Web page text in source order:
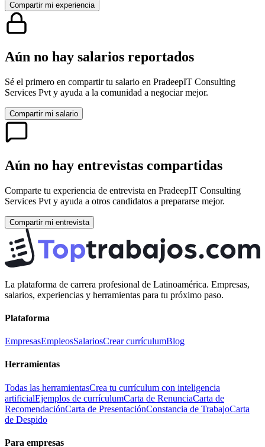
Compartir mi experiencia
Aún no hay salarios reportados
Sé el primero en compartir tu salario en PradeepIT Consulting
Services Pvt y ayuda a la comunidad a negociar mejor.
Compartir mi salario
Aún no hay entrevistas compartidas
Comparte tu experiencia de entrevista en PradeepIT Consulting
Services Pvt y ayuda a otros candidatos a prepararse mejor.
Compartir mi entrevista
La plataforma de carrera profesional de Latinoamérica. Empresas,
salarios, experiencias y herramientas para tu próximo paso.
Plataforma
EmpresasEmpleosSalariosCrear currículumBlog
Herramientas
Todas las herramientasCrea tu currículum con inteligencia
artificialEjemplos de currículumCarta de RenunciaCarta de
RecomendaciónCarta de PresentaciónConstancia de TrabajoCarta
de Despido
Para empresas